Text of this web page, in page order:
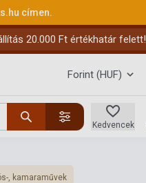
címen.
20.000 Ft értékhatár felett!
Forint (HUF)
Kedvencek
, kamaraművek